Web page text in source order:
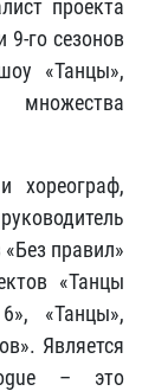
проекта
9-го сезонов
«Танцы»,
хореограф,
правил»
«Танцы
«Танцы»,
Является
– это